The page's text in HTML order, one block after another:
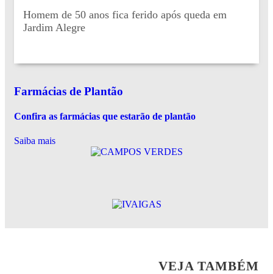
Homem de 50 anos fica ferido após queda em
Jardim Alegre
Farmácias de Plantão
Confira as farmácias que estarão de plantão
Saiba mais
VEJA TAMBÉM